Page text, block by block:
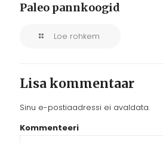
Paleo pannkoogid
Loe rohkem
Lisa kommentaar
Sinu e-postiaadressi ei avaldata.
Kommenteeri